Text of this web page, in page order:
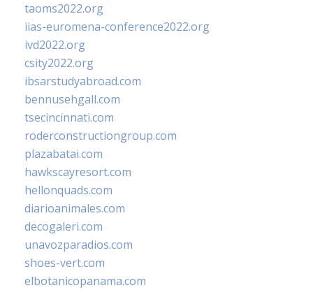
taoms2022.org
iias-euromena-conference2022.org
ivd2022.org
csity2022.org
ibsarstudyabroad.com
bennusehgall.com
tsecincinnati.com
roderconstructiongroup.com
plazabatai.com
hawkscayresort.com
hellonquads.com
diarioanimales.com
decogaleri.com
unavozparadios.com
shoes-vert.com
elbotanicopanama.com